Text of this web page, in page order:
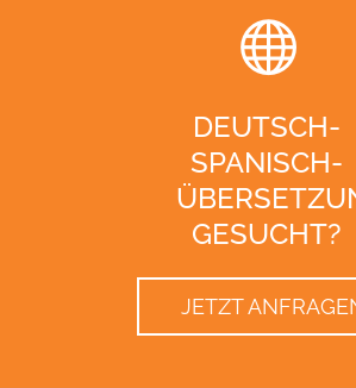
DEUTSCH-
SPANISCH-
GESUCHT?
JETZT